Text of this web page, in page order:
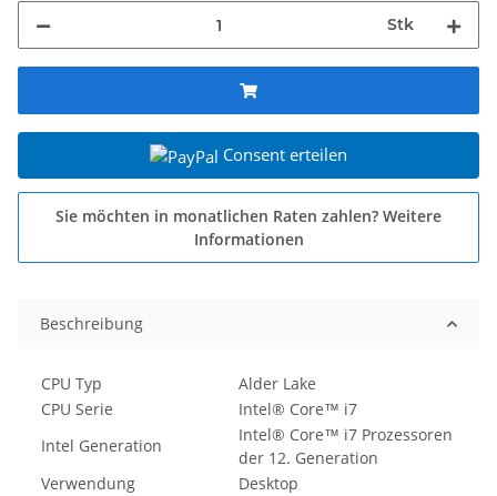
Stk
Consent erteilen
Sie möchten in monatlichen Raten zahlen? Weitere
Informationen
Beschreibung
CPU Typ
Alder Lake
CPU Serie
Intel® Core™ i7
Intel Generation
Intel® Core™ i7 Prozessoren
der 12. Generation
Verwendung
Desktop